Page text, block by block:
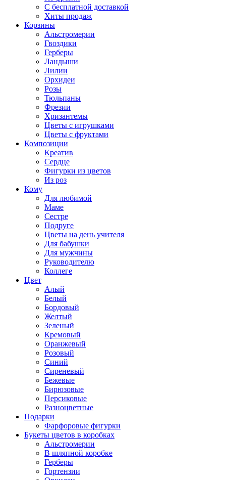
С бесплатной доставкой
Хиты продаж
Корзины
Альстромерии
Гвоздики
Герберы
Ландыши
Лилии
Орхидеи
Розы
Тюльпаны
Фрезии
Хризантемы
Цветы с игрушками
Цветы с фруктами
Композиции
Креатив
Сердце
Фигурки из цветов
Из роз
Кому
Для любимой
Маме
Сестре
Подруге
Цветы на день учителя
Для бабушки
Для мужчины
Руководителю
Коллеге
Цвет
Алый
Белый
Бордовый
Желтый
Зеленый
Кремовый
Оранжевый
Розовый
Синий
Сиреневый
Бежевые
Бирюзовые
Персиковые
Разноцветные
Подарки
Фарфоровые фигурки
Букеты цветов в коробках
Альстромерии
В шляпной коробке
Герберы
Гортензии